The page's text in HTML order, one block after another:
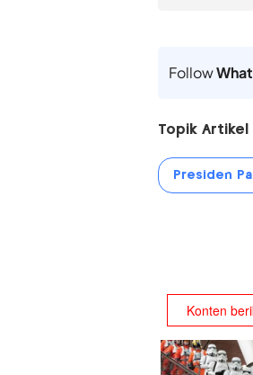
Follow
Topik Artikel
Presiden